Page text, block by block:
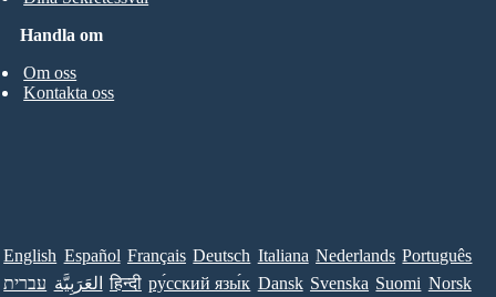
Handla om
Om oss
Kontakta oss
English Español Français Deutsch Italiana Nederlands Português
עברית العَرَبِيَّة हिन्दी ру́сский язы́к Dansk Svenska Suomi Norsk